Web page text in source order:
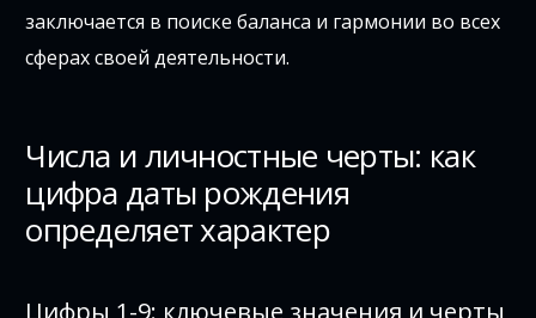
заключается в поиске баланса и гармонии во всех
сферах своей деятельности.
Числа и личностные черты: как
цифра даты рождения
определяет характер
Цифры 1-9: ключевые значения и черты